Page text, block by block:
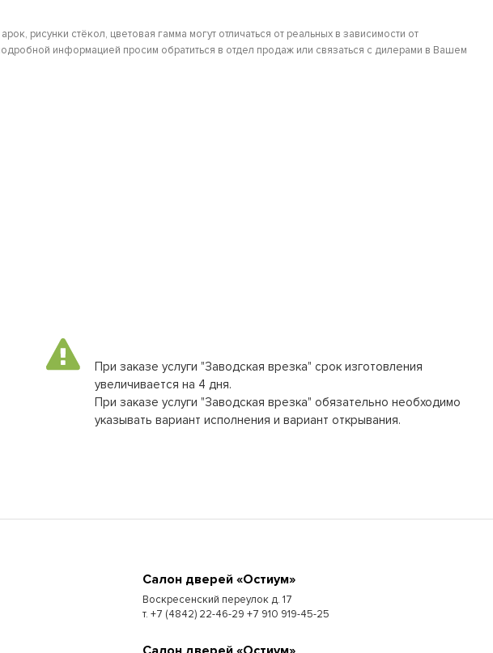
рисунки стёкол, цветовая гамма могут отличаться от реальных в зависимости от
информацией просим обратиться в отдел продаж или связаться с дилерами в Вашем
При заказе услуги "Заводская врезка" срок изготовления
увеличивается на 4 дня.
При заказе услуги "Заводская врезка" обязательно необходимо
указывать вариант исполнения и вариант открывания.
Cалон дверей «Остиум»
Воскресенский переулок д. 17
т. +7 (4842) 22-46-29 +7 910 919-45-25